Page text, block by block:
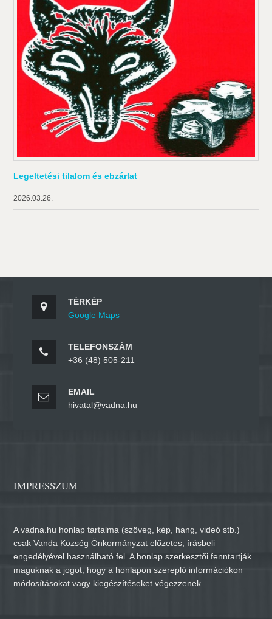
Legeltetési tilalom és ebzárlat
2026.03.26.
TÉRKÉP
Google Maps
TELEFONSZÁM
+36 (48) 505-211
EMAIL
hivatal@vadna.hu
IMPRESSZUM
A vadna.hu honlap tartalma (szöveg, kép, hang, videó stb.)
csak Vanda Község Önkormányzat előzetes, írásbeli
engedélyével használható fel. A honlap szerkesztői fenntartják
maguknak a jogot, hogy a honlapon szereplő információkon
módosításokat vagy kiegészítéseket végezzenek.